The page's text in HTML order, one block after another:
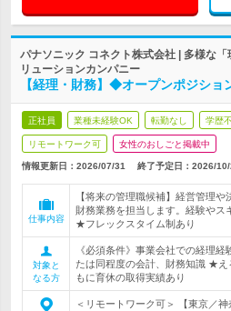
パナソニック コネクト株式会社 | 多様な
リューションカンパニー
【経理・財務】◆オープンポジシ
正社員 業種未経験OK 転勤なし 学歴
リモートワーク可 女性のおしごと掲載中
情報更新日：2026/07/31 終了予定日： 2026/
仕事内容
【将来の管理職候補】経営管理や
財務業務を担当します。経験やス
★フレックスタイム制あり
対象と
なる方
《必須条件》事業会社での経理
たは同程度の会計、財務知識 ★え
もに育休の取得実績あり
＜リモートワーク可＞ 【東京／